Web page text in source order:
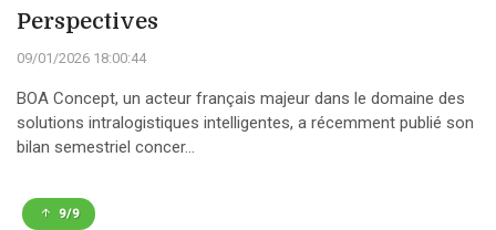
Perspectives
09/01/2026 18:00:44
BOA Concept, un acteur français majeur dans le domaine des
solutions intralogistiques intelligentes, a récemment publié son
bilan semestriel concer...
9/9